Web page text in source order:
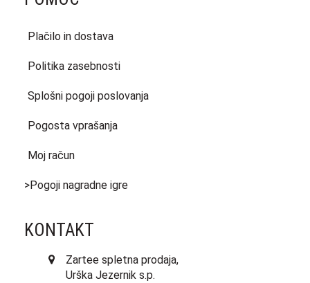
Plačilo in dostava
Politika zasebnosti
Splošni pogoji poslovanja
Pogosta vprašanja
Moj račun
>Pogoji nagradne igre
KONTAKT
Zartee spletna prodaja,
Urška Jezernik s.p.